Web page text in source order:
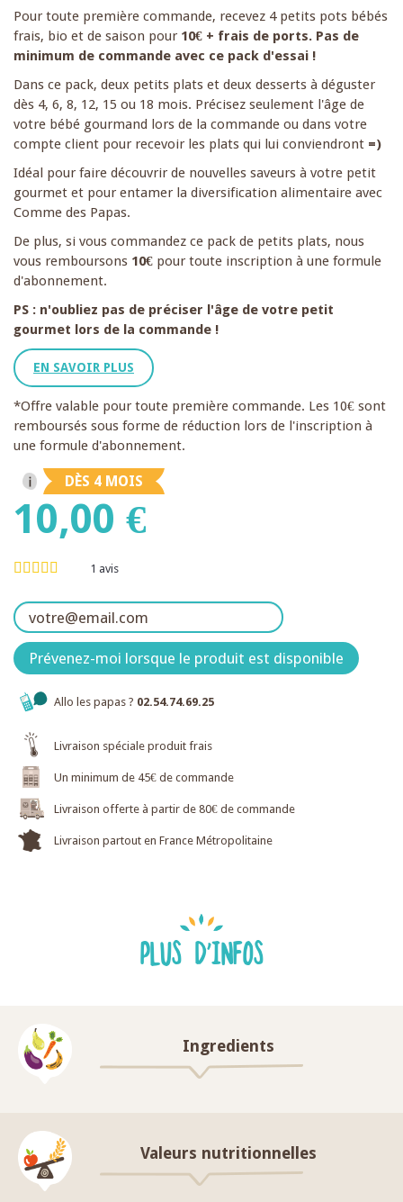
Pour toute première commande, recevez 4 petits pots bébés
frais, bio et de saison pour 10€ + frais de ports. Pas de
minimum de commande avec ce pack d'essai !
Dans ce pack, deux petits plats et deux desserts à déguster
dès 4, 6, 8, 12, 15 ou 18 mois. Précisez seulement l'âge de
votre bébé gourmand lors de la commande ou dans votre
compte client pour recevoir les plats qui lui conviendront =)
Idéal pour faire découvrir de nouvelles saveurs à votre petit
gourmet et pour entamer la diversification alimentaire avec
Comme des Papas.
De plus, si vous commandez ce pack de petits plats, nous
vous remboursons 10€ pour toute inscription à une formule
d'abonnement.
PS : n'oubliez pas de préciser l'âge de votre petit
gourmet lors de la commande !
EN SAVOIR PLUS
*Offre valable pour toute première commande. Les 10€ sont
remboursés sous forme de réduction lors de l'inscription à
une formule d'abonnement.
DÈS 4 MOIS
10,00 €
1 avis
Prévenez-moi lorsque le produit est disponible
Allo les papas ? 02.54.74.69.25
Livraison spéciale produit frais
Un minimum de 45€ de commande
Livraison offerte à partir de 80€ de commande
Livraison partout en France Métropolitaine
PLUS D'INFOS
Ingredients
Valeurs nutritionnelles